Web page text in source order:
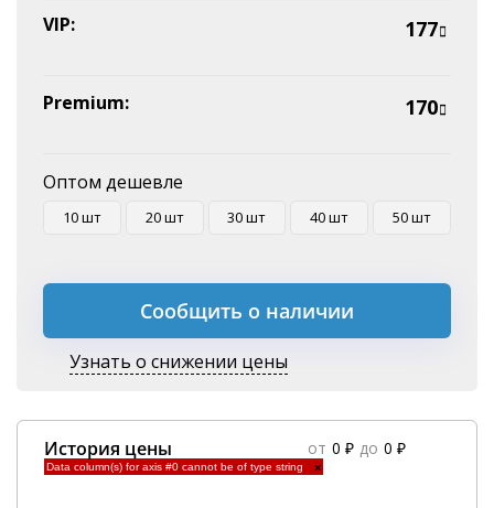
VIP: 177
Premium: 170
Оптом дешевле
10 шт 20 шт 30 шт 40 шт 50 шт
Сообщить о наличии
Узнать о снижении цены
История цены от 0 ₽ до 0 ₽
Data column(s) for axis #0 cannot be of type string ×